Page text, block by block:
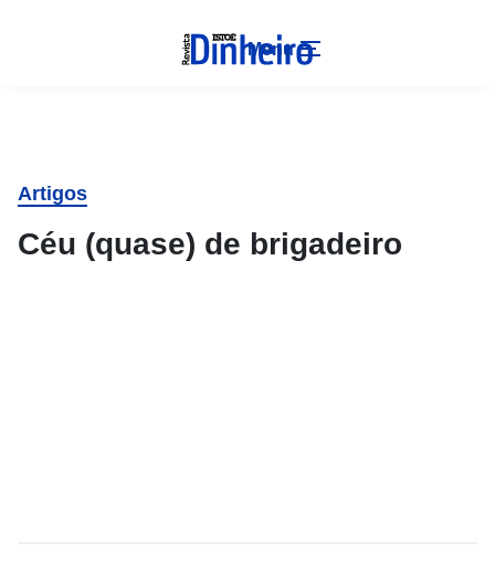
Menu
Artigos
Céu (quase) de brigadeiro